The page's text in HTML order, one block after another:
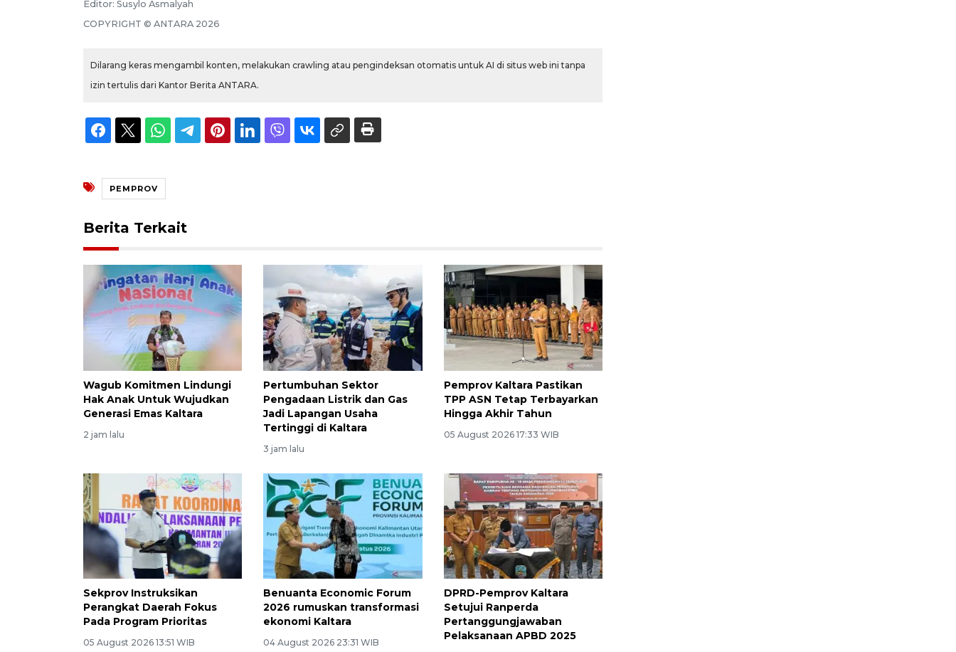
Editor: Susylo Asmalyah
COPYRIGHT © ANTARA 2026
Dilarang keras mengambil konten, melakukan crawling atau pengindeksan otomatis untuk AI di situs web ini tanpa
izin tertulis dari Kantor Berita ANTARA.
PEMPROV
Berita Terkait
Wagub Komitmen Lindungi
Hak Anak Untuk Wujudkan
Generasi Emas Kaltara
2 jam lalu
Pertumbuhan Sektor
Pengadaan Listrik dan Gas
Jadi Lapangan Usaha
Tertinggi di Kaltara
3 jam lalu
Pemprov Kaltara Pastikan
TPP ASN Tetap Terbayarkan
Hingga Akhir Tahun
05 August 2026 17:33 WIB
Sekprov Instruksikan
Perangkat Daerah Fokus
Pada Program Prioritas
05 August 2026 13:51 WIB
Benuanta Economic Forum
2026 rumuskan transformasi
ekonomi Kaltara
04 August 2026 23:31 WIB
DPRD-Pemprov Kaltara
Setujui Ranperda
Pertanggungjawaban
Pelaksanaan APBD 2025